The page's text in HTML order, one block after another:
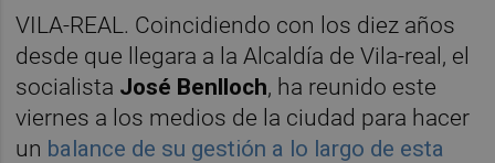
VILA-REAL. Coincidiendo con los diez años
desde que llegara a la Alcaldía de Vila-real, el
socialista José Benlloch, ha reunido este
viernes a los medios de la ciudad para hacer
un balance de su gestión a lo largo de esta